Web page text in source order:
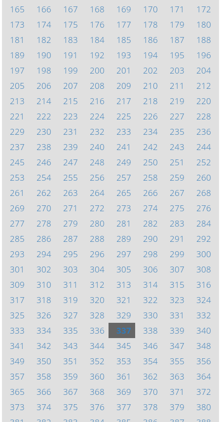
165
166 167 168 169 170 171
172
173
174 175 176 177 178 179
180
181
182 183 184 185 186 187
188
189
190 191 192 193 194 195
196
197
198 199 200 201 202 203
204
205
206 207 208 209 210 211
212
213
214 215 216 217 218 219
220
221
222 223 224 225 226 227
228
229
230 231 232 233 234 235
236
237
238 239 240 241 242 243
244
245
246 247 248 249 250 251
252
253
254 255 256 257 258 259
260
261
262 263 264 265 266 267
268
269
270 271 272 273 274 275
276
277
278 279 280 281 282 283
284
285
286 287 288 289 290 291
292
293
294 295 296 297 298 299
300
301
302 303 304 305 306 307
308
309
310 311 312 313 314 315
316
317
318 319 320 321 322 323
324
325
326 327 328 329 330 331
332
333
334 335 336 337 338 339
340
341
342 343 344 345 346 347
348
349
350 351 352 353 354 355
356
357
358 359 360 361 362 363
364
365
366 367 368 369 370 371
372
373
374 375 376 377 378 379
380